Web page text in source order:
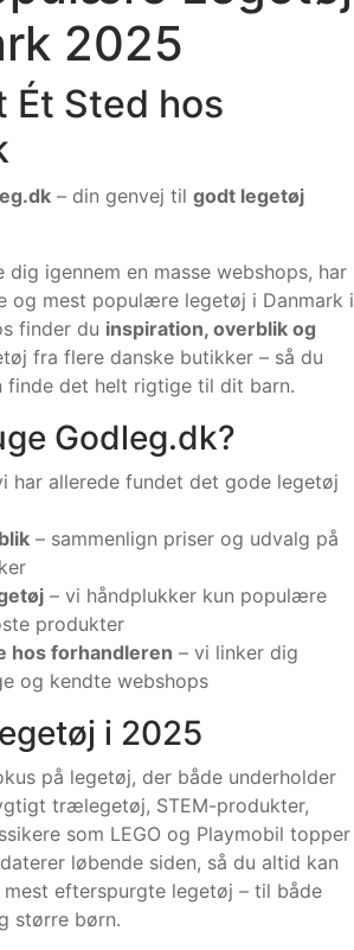
2025
Ét Sted hos
– din genvej til godt legetøj
igennem en masse webshops, har
og mest populære legetøj i Danmark i
finder du inspiration, overblik og
fra flere danske butikker – så du
finde det helt rigtige til dit barn.
Godleg.dk?
har allerede fundet det gode legetøj
– sammenlign priser og udvalg på
– vi håndplukker kun populære
produkter
hos forhandleren – vi linker dig
og kendte webshops
i 2025
på legetøj, der både underholder
trælegetøj, STEM-produkter,
som LEGO og Playmobil topper
løbende siden, så du altid kan
efterspurgte legetøj – til både
større børn.